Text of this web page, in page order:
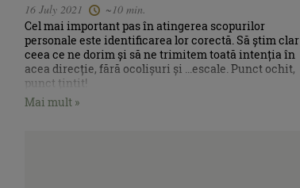
16 July 2021
~10 min.
Cel mai important pas în atingerea scopurilor
personale este identificarea lor corectă. Să știm clar
ceea ce ne dorim și să ne trimitem toată intenția în
acea direcție, fără ocolișuri și ...escale. Punct ochit,
punct țintit!
Mai mult »